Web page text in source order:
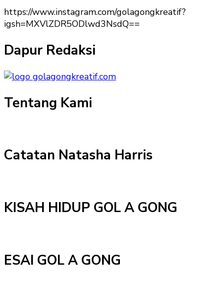
https://www.instagram.com/golagongkreatif?
igsh=MXVlZDR5ODlwd3NsdQ==
Dapur Redaksi
Tentang Kami
Catatan Natasha Harris
KISAH HIDUP GOL A GONG
ESAI GOL A GONG